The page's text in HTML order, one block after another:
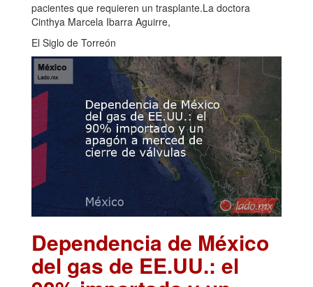
pacientes que requieren un trasplante.La doctora
Cinthya Marcela Ibarra Aguirre,
El Siglo de Torreón
Dependencia de México
del gas de EE.UU.: el